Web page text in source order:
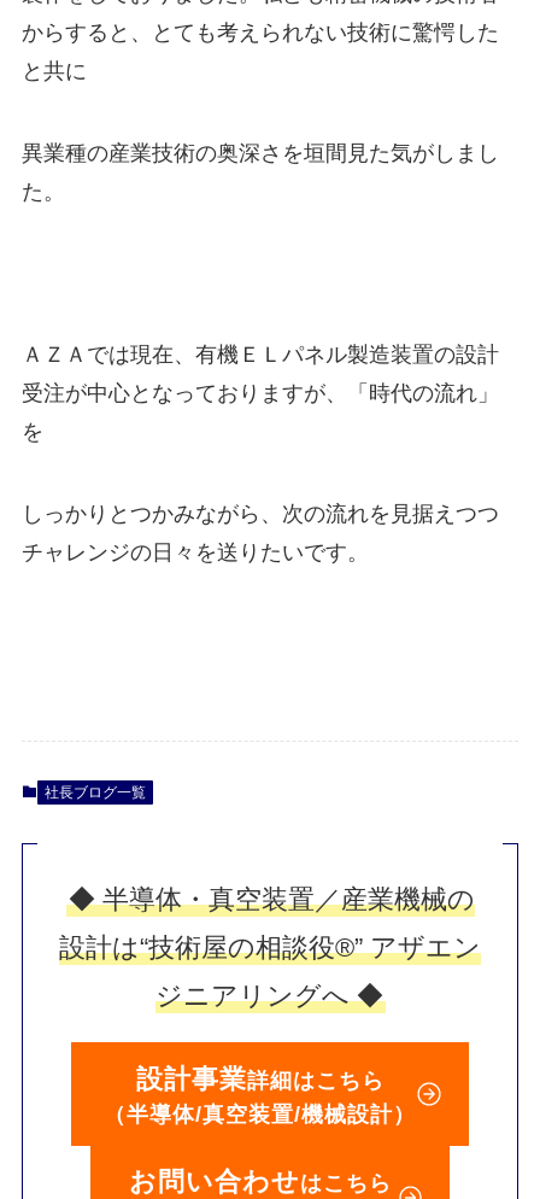
からすると、とても考えられない技術に驚愕した
と共に
異業種の産業技術の奥深さを垣間見た気がしまし
た。
ＡＺＡでは現在、有機ＥＬパネル製造装置の設計
受注が中心となっておりますが、「時代の流れ」
を
しっかりとつかみながら、次の流れを見据えつつ
チャレンジの日々を送りたいです。
社長ブログ一覧
◆ 半導体・真空装置／産業機械の
設計は“技術屋の相談役®” アザエン
ジニアリングへ ◆
設計事業詳細はこちら
（半導体/真空装置/機械設計）
お問い合わせはこちら